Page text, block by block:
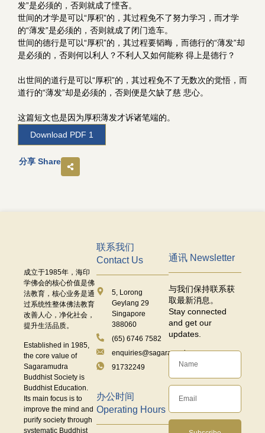
发”是必须的，否则就成了悭吝。
世间的才学是可以“厚积”的，其过程免不了努力学习，而才学
的“薄发”是必须的，否则就成了闭门造车。
世间的德行是可以“厚积”的，其过程要韬晦，而德行的“薄发”却
是必须的，否则何以利人？不利人又如何能称 得上是德行？
出世间的道行是可以“厚积”的，其过程免不了无数次的觉悟，而
道行的“薄发”却是必须的，否则便是欠缺了慈 悲心。
这篇短文也是因为厚积薄发才诉诸笔端的。
Download PDF 1
分享 Share
成立于1985年，海印
学佛会的核心价值是佛
法教育，核心业务是通
过系统性整体佛法教育
改善人心，净化社会，
提升生活品质。
Established in 1985,
the core value of
Sagaramudra
Buddhist Society is
Buddhist Education.
Its main focus is to
improve the mind and
purify society through
systematic Buddhist
联系我们
Contact Us
5, Lorong
Geylang 29
Singapore
388060
(65) 6746 7582
enquiries@sagaramudra.org.sg
91732249
办公时间
Operating Hours
通讯 Newsletter
与我们保持联系获
取最新消息。
Stay connected
and get our
updates.